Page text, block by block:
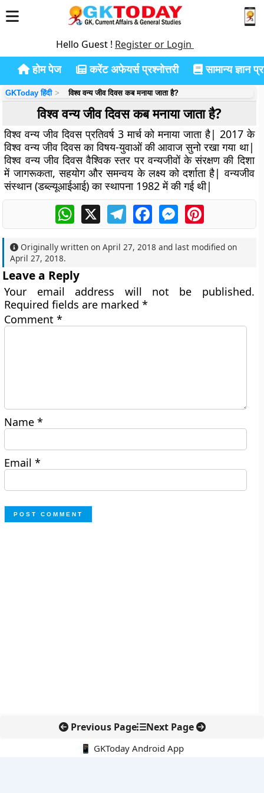
Hello Guest ! Register or Login
होम पेज करेंट अफेयर्स प्रश्नोत्तरी सामान्य ज्ञान
GKToday हिंदी विश्व वन्य जीव दिवस कब मनाया जाता है?
विश्व वन्य जीव दिवस कब मनाया जाता है?
विश्व वन्य जीव दिवस प्रतिवर्ष 3 मार्च को मनाया जाता है| 2017 के
विश्व वन्य जीव दिवस का विषय-युवाओं की आवाज सुनो रखा गया था|
विश्व वन्य जीव दिवस वैश्विक स्तर पर वन्यजीवों के संरक्षण की दिशा
में जागरूकता, सहयोग और समन्वय के लक्ष्य को दर्शाता है| वन्यजीव
संस्थान (डब्ल्यूआईआई) का स्थापना 1982 में की गई थी|
WhatsApp
X TelegramFacebookMessengerPinterest
Originally written onApril 27, 2018 and last modified on
April 27, 2018.
Leave a Reply
Your email address will not be published.
Required fields are marked*
Comment*
Name*
Email*
Previous Page Next Page
📱 GKToday Android App